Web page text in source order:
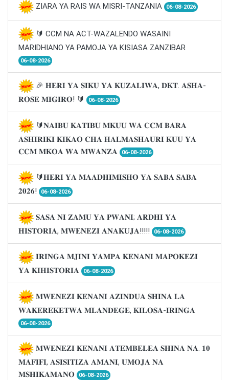
ZIARA YA RAIS WA MISRI-TANZANIA 06-08-2026
🔰 CCM NA ACT-WAZALENDO WASAINI
MARIDHIANO YA PAMOJA YA KISIASA ZANZIBAR
06-08-2026
🎉 𝐇𝐄𝐑𝐈 𝐘𝐀 𝐒𝐈𝐊𝐔 𝐘𝐀 𝐊𝐔𝐙𝐀𝐋𝐈𝐖𝐀, 𝐃𝐊𝐓. 𝐀𝐒𝐇𝐀-
𝐑𝐎𝐒𝐄 𝐌𝐈𝐆𝐈𝐑𝐎! 🔰
06-08-2026
🔰𝐍𝐀𝐈𝐁𝐔 𝐊𝐀𝐓𝐈𝐁𝐔 𝐌𝐊𝐔𝐔 𝐖𝐀 𝐂𝐂𝐌 𝐁𝐀𝐑𝐀
𝐀𝐒𝐇𝐈𝐑𝐈𝐊𝐈 𝐊𝐈𝐊𝐀𝐎 𝐂𝐇𝐀 𝐇𝐀𝐋𝐌𝐀𝐒𝐇𝐀𝐔𝐑𝐈 𝐊𝐔𝐔 𝐘𝐀
𝐂𝐂𝐌 𝐌𝐊𝐎𝐀 𝐖𝐀 𝐌𝐖𝐀𝐍𝐙𝐀
06-08-2026
🔰𝐇𝐄𝐑𝐈 𝐘𝐀 𝐌𝐀𝐀𝐃𝐇𝐈𝐌𝐈𝐒𝐇𝐎 𝐘𝐀 𝐒𝐀𝐁𝐀 𝐒𝐀𝐁𝐀
𝟐𝟎𝟐𝟔!
06-08-2026
𝐒𝐀𝐒𝐀 𝐍𝐈 𝐙𝐀𝐌𝐔 𝐘𝐀 𝐏𝐖𝐀𝐍𝐈; 𝐀𝐑𝐃𝐇𝐈 𝐘𝐀
𝐇𝐈𝐒𝐓𝐎𝐑𝐈𝐀, 𝐌𝐖𝐄𝐍𝐄𝐙𝐈 𝐀𝐍𝐀𝐊𝐔𝐉𝐀!!!!!
06-08-2026
𝐈𝐑𝐈𝐍𝐆𝐀 𝐌𝐉𝐈𝐍𝐈 𝐘𝐀𝐌𝐏𝐀 𝐊𝐄𝐍𝐀𝐍𝐈 𝐌𝐀𝐏𝐎𝐊𝐄𝐙𝐈
𝐘𝐀 𝐊𝐈𝐇𝐈𝐒𝐓𝐎𝐑𝐈𝐀
06-08-2026
𝐌𝐖𝐄𝐍𝐄𝐙𝐈 𝐊𝐄𝐍𝐀𝐍𝐈 𝐀𝐙𝐈𝐍𝐃𝐔𝐀 𝐒𝐇𝐈𝐍𝐀 𝐋𝐀
𝐖𝐀𝐊𝐄𝐑𝐄𝐊𝐄𝐓𝐖𝐀 𝐌𝐋𝐀𝐍𝐃𝐄𝐆𝐄, 𝐊𝐈𝐋𝐎𝐒𝐀-𝐈𝐑𝐈𝐍𝐆𝐀
06-08-2026
𝐌𝐖𝐄𝐍𝐄𝐙𝐈 𝐊𝐄𝐍𝐀𝐍𝐈 𝐀𝐓𝐄𝐌𝐁𝐄𝐋𝐄𝐀 𝐒𝐇𝐈𝐍𝐀 𝐍𝐀. 𝟏𝟎
𝐌𝐀𝐅𝐈𝐅𝐈, 𝐀𝐒𝐈𝐒𝐈𝐓𝐈𝐙𝐀 𝐀𝐌𝐀𝐍𝐈, 𝐔𝐌𝐎𝐉𝐀 𝐍𝐀
𝐌𝐒𝐇𝐈𝐊𝐀𝐌𝐀𝐍𝐎
06-08-2026